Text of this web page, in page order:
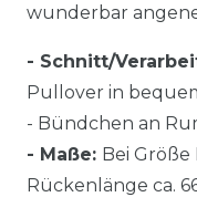
wunderbar
- Schnitt/
Pullover in
- Bündchen an
- Maße: Bei Größe
Rückenlänge ca.